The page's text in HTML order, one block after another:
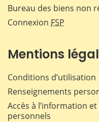
Bureau des biens non
Connexion FSP
Mentions
Conditions d’utilisation
Renseignements
Accès à l’information
personnels